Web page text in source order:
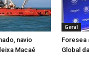
navio
Macaé
Geral
Foresea
Global